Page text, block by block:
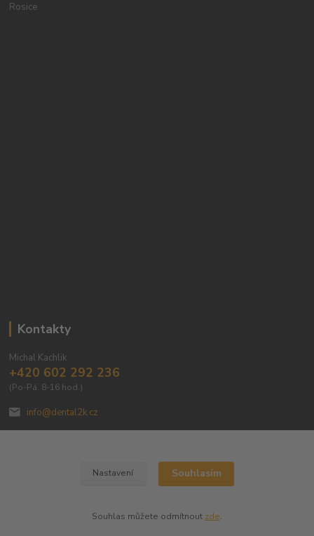
Rosice
Kontakty
Michal Kachlik
+420 602 292 236
(Po-Pá, 8-16 hod.)
info@dental2k.cz
Dental 2K s.r.o
Nastavení Souhlasím
Souhlas můžete odmítnout zde.